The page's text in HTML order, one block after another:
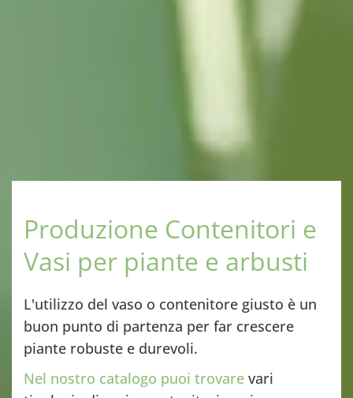
Produzione Contenitori e
Vasi per piante e arbusti
L'utilizzo del vaso o contenitore giusto è un
buon punto di partenza per far crescere
piante robuste e durevoli.
Nel nostro catalogo puoi trovare vari